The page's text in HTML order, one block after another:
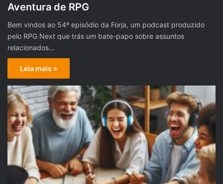
Aventura de RPG
Bem vindos ao 54º episódio da Forja, um podcast produzido
pelo RPG Next que trás um bate-papo sobre assuntos
relacionados…
Leia mais »